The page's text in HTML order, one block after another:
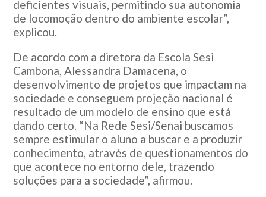
deficientes visuais, permitindo sua autonomia
de locomoção dentro do ambiente escolar”,
explicou.
De acordo com a diretora da Escola Sesi
Cambona, Alessandra Damacena, o
desenvolvimento de projetos que impactam na
sociedade e conseguem projeção nacional é
resultado de um modelo de ensino que está
dando certo. “Na Rede Sesi/Senai buscamos
sempre estimular o aluno a buscar e a produzir
conhecimento, através de questionamentos do
que acontece no entorno dele, trazendo
soluções para a sociedade”, afirmou.